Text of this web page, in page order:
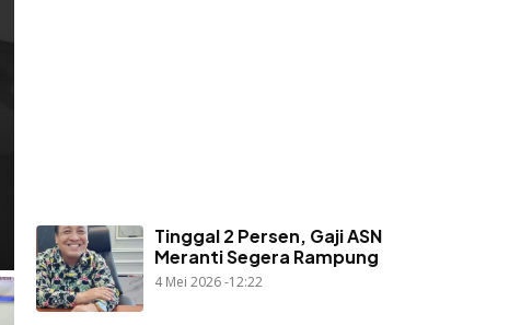
Tinggal 2 Persen, Gaji ASN
Meranti Segera Rampung
4 Mei 2026 -12:22